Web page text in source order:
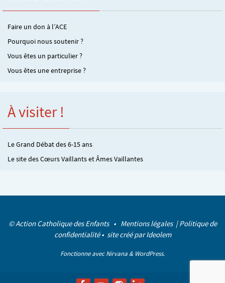
Faire un don à l’ACE
Pourquoi nous soutenir ?
Vous êtes un particulier ?
Vous êtes une entreprise ?
À visiter !
Le Grand Débat des 6-15 ans
Le site des Cœurs Vaillants et Âmes Vaillantes
© Action Catholique des Enfants • Mentions légales |Politique de
confidentialité• site créé parIdeolem
Fonctionne avecNirvana & WordPress.